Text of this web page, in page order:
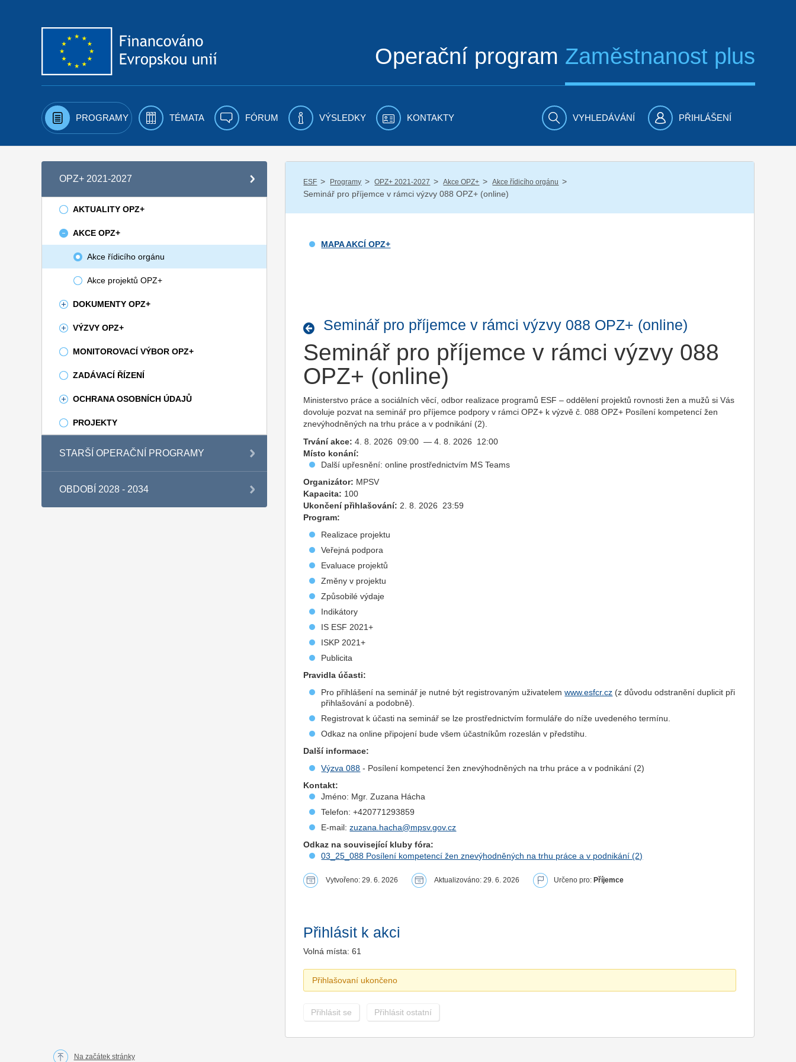
Operační program Zaměstnanost plus
PROGRAMY TÉMATA FÓRUM VÝSLEDKY KONTAKTY VYHLEDÁVÁNÍ PŘIHLÁŠENÍ
OPZ+ 2021-2027
AKTUALITY OPZ+
AKCE OPZ+
Akce řídicího orgánu
Akce projektů OPZ+
DOKUMENTY OPZ+
VÝZVY OPZ+
MONITOROVACÍ VÝBOR OPZ+
ZADÁVACÍ ŘÍZENÍ
OCHRANA OSOBNÍCH ÚDAJŮ
PROJEKTY
STARŠÍ OPERAČNÍ PROGRAMY
OBDOBÍ 2028 - 2034
ESF / Programy / OPZ+ 2021-2027 / Akce OPZ+ / Akce řídicího orgánu /
Seminář pro příjemce v rámci výzvy 088 OPZ+ (online)
MAPA AKCÍ OPZ+
Seminář pro příjemce v rámci výzvy 088 OPZ+ (online)
Seminář pro příjemce v rámci výzvy 088
OPZ+ (online)
Ministerstvo práce a sociálních věcí, odbor realizace programů ESF – oddělení projektů rovnosti žen a mužů si Vás
dovoluje pozvat na seminář pro příjemce podpory v rámci OPZ+ k výzvě č. 088 OPZ+ Posílení kompetencí žen
znevýhodněných na trhu práce a v podnikání (2).
Trvání akce: 4. 8. 2026 09:00 — 4. 8. 2026 12:00
Místo konání:
Další upřesnění: online prostřednictvím MS Teams
Organizátor: MPSV
Kapacita: 100
Ukončení přihlašování: 2. 8. 2026 23:59
Program:
Realizace projektu
Veřejná podpora
Evaluace projektů
Změny v projektu
Způsobilé výdaje
Indikátory
IS ESF 2021+
ISKP 2021+
Publicita
Pravidla účasti:
Pro přihlášení na seminář je nutné být registrovaným uživatelemwww.esfcr.cz (z důvodu odstranění duplicit při
přihlašování a podobně).
Registrovat k účasti na seminář se lze prostřednictvím formuláře do níže uvedeného termínu.
Odkaz na online připojení bude všem účastníkům rozeslán v předstihu.
Další informace:
Výzva 088 - Posílení kompetencí žen znevýhodněných na trhu práce a v podnikání (2)
Kontakt:
Jméno: Mgr. Zuzana Hácha
Telefon: +420771293859
E-mail:zuzana.hacha@mpsv.gov.cz
Odkaz na související kluby fóra:
03_25_088 Posílení kompetencí žen znevýhodněných na trhu práce a v podnikání (2)
Vytvořeno: 29. 6. 2026 Aktualizováno: 29. 6. 2026 Určeno pro: Příjemce
Přihlásit k akci
Volná místa: 61
Přihlašovaní ukončeno
Přihlásit se Přihlásit ostatní
Na začátek stránky